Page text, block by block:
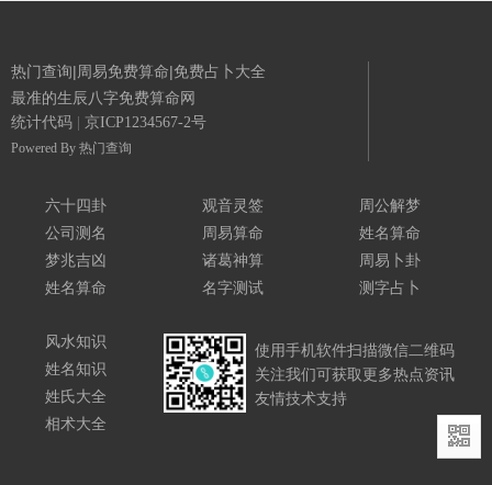
热门查询|周易免费算命|免费占卜大全
最准的生辰八字免费算命网
统计代码 京ICP1234567-2号
Powered By 热门查询
六十四卦
公司测名
梦兆吉凶
姓名算命
观音灵签
周易算命
诸葛神算
名字测试
周公解梦
姓名算命
周易卜卦
测字占卜
风水知识
姓名知识
姓氏大全
相术大全
使用手机软件扫描微信二维码
关注我们可获取更多热点资讯
友情技术支持